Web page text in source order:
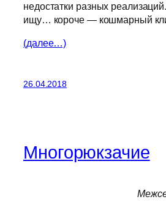
недостатки разных
ищу… короче — кошмарный
(далее…)
26.04.2018
Многорюкзачие